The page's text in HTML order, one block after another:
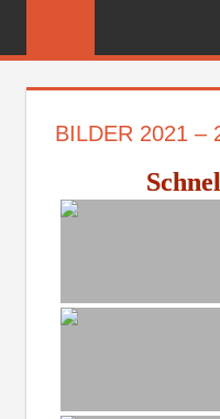
BILDER 2021 –